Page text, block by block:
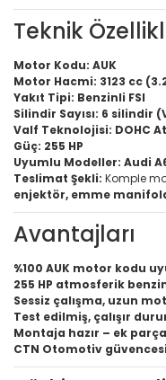
Teknik
Motor Kodu: AUK
Motor Hacmi: 3123 cc
Yakıt Tipi: Benzinli FSI
Silindir Sayısı: 6 silindir
Valf Teknolojisi: DOHC
Güç: 255 HP
Uyumlu Modeller: Audi
Teslimat Şekli: Komple
enjektör, emme
Avantajları
%100 AUK motor kodu
255 HP atmosferik
Sessiz çalışma, uzun
Test edilmiş, çalışır
Montaja hazır – ek
CTN Otomotiv